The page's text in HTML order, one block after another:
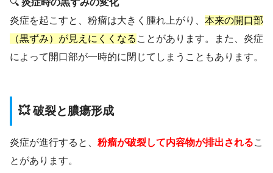
炎症を起こすと、粉瘤は大きく腫れ上がり、 本来の開口部
（黒ずみ）が見えにくくなる ことがあります。また、炎症
によって開口部が一時的に閉じてしまうこともあります。
💥 破裂と膿瘍形成
炎症が進行すると、 粉瘤が破裂して内容物が排出されるこ
とがあります。